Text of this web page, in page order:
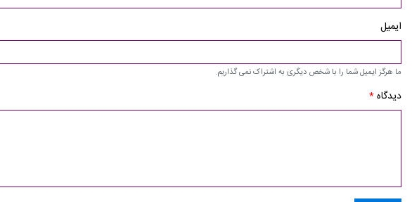
ایمیل
ما هرگز ایمیل شما را با شخص دیگری به اشتراک نمی گذاریم.
دیدگاه*